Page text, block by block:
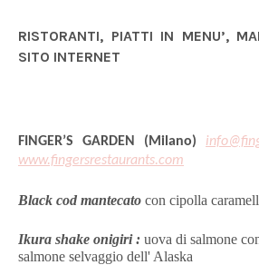
RISTORANTI, PIATTI IN MENU’,
SITO INTERNET
FINGER’S GARDEN (Milano)
www.fingersrestaurants.com
Black cod mantecato con cipolla
Ikura shake onigiri : uova di salmone
salmone selvaggio dell' Alaska